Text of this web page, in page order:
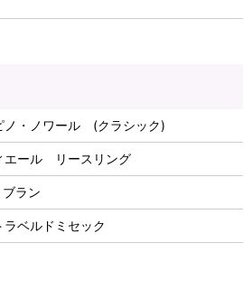
・ノワール (クラシック)
エール リースリング
ラン
ベルドミセック